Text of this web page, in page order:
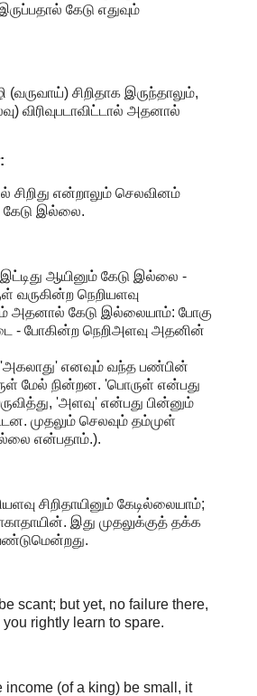
கேடு எதுவும்
சிறிதாக இருந்தாலும்,
விரிவுபடாவிட்டால் அதனால்
சிறிது என்றாலும் செலவினம்
கேடு இல்லை.
ஆயினும் கேடு இல்லை -
வருகின்ற நெறியளவு
அதனால் கேடு இல்லையாம்: போகு
- போகின்ற நெறிஅளவு அதனின்
'அகலாது' எனவும் வந்த பண்பின்
மேல் நின்றன. 'பொருள் என்பது
'அளவு' என்பது பின்னும்
முதலும் செலவும் தம்முள்
என்பதாம்.).
சிறிதாயினும் கேடில்லையாம்;
இது முதலுக்குத் தக்க
scant; but yet, no failure there,
you rightly learn to spare.
income (of a king) be small, it